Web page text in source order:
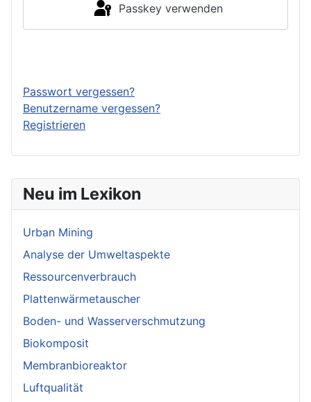
Neu im Lexikon
Urban Mining
Analyse der Umweltaspekte
Ressourcenverbrauch
Plattenwärmetauscher
Boden- und Wasserverschmutzung
Biokomposit
Membranbioreaktor
Luftqualität
Passkey verwenden
Passwort vergessen?
Benutzername vergessen?
Registrieren